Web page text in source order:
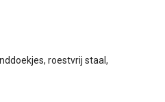
roestvrij staal,